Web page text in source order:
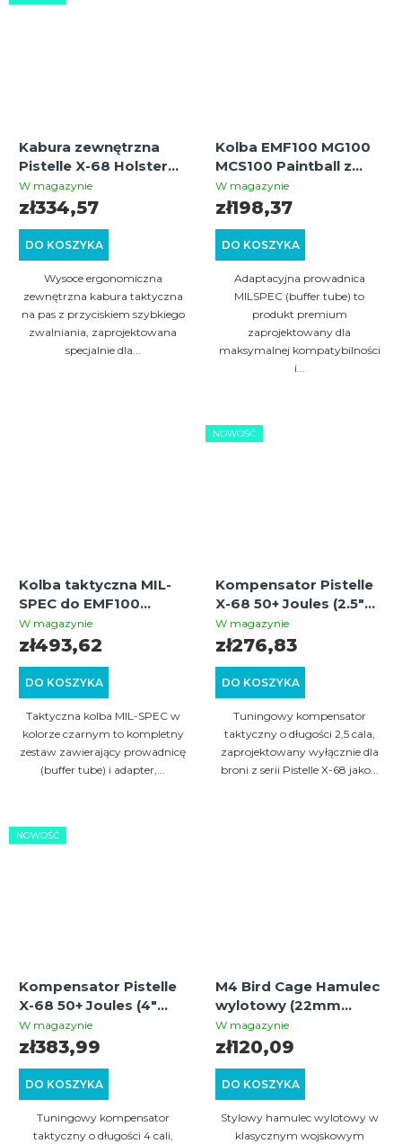
Kabura zewnętrzna
Pistelle X-68 Holster
(OWB Outside Waist
Band)
W magazynie
DO KOSZYKA
zł334,57
Wysoce ergonomiczna
zewnętrzna kabura taktyczna
na pas z przyciskiem szybkiego
zwalniania, zaprojektowana
specjalnie dla...
Kolba EMF100 MG100
MCS100 Paintball z
prowadnicą MILSPEC
(buffer tube)
W magazynie
DO KOSZYKA
zł198,37
Adaptacyjna prowadnica
MILSPEC (buffer tube) to
produkt premium
zaprojektowany dla
maksymalnej kompatybilności
i...
Kolba taktyczna MIL-
SPEC do EMF100
MG100 MCS100
(czarna)
W magazynie
DO KOSZYKA
zł493,62
Taktyczna kolba MIL-SPEC w
kolorze czarnym to kompletny
zestaw zawierający prowadnicę
(buffer tube) i adapter,...
NOWOŚĆ
Kompensator Pistelle
X-68 50+ Joules (2.5"
Kompensator do 6.5"
lufy ze stali
nierdzewnej)
W magazynie
DO KOSZYKA
zł276,83
Tuningowy kompensator
taktyczny o długości 2,5 cala,
zaprojektowany wyłącznie dla
broni z serii Pistelle X-68 jako...
NOWOŚĆ
Kompensator Pistelle
X-68 50+ Joules (4"
Kompensator do 8"
aluminiowej lufy)
W magazynie
DO KOSZYKA
zł383,99
Tuningowy kompensator
taktyczny o długości 4 cali,
M4 Bird Cage Hamulec
wylotowy (22mm
muzzle threads)
W magazynie
DO KOSZYKA
zł120,09
Stylowy hamulec wylotowy w
klasycznym wojskowym